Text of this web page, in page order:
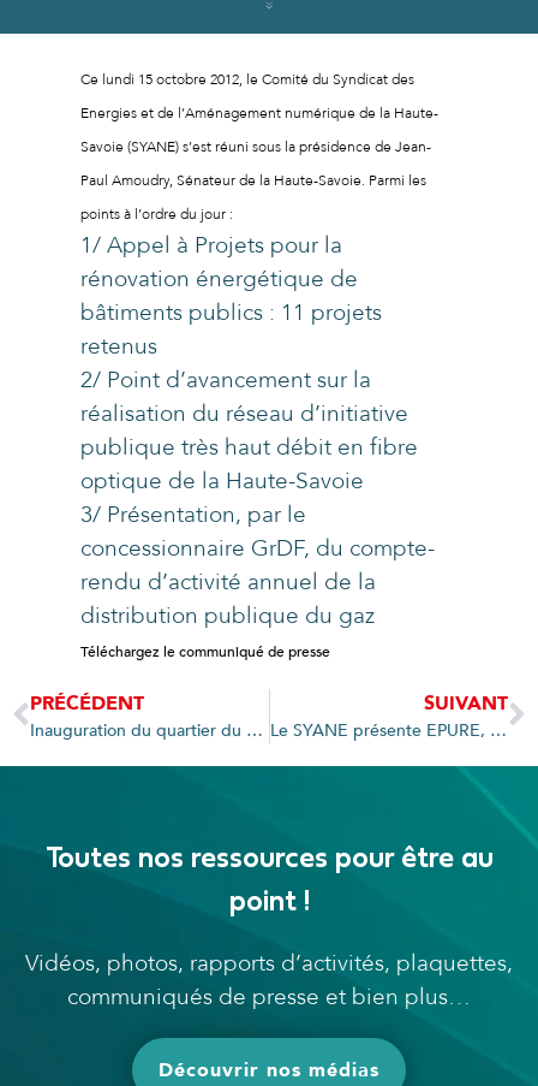
Ce lundi 15 octobre 2012, le Comité du Syndicat des
Energies et de l’Aménagement numérique de la Haute-
Savoie (SYANE) s’est réuni sous la présidence de Jean-
Paul Amoudry, Sénateur de la Haute-Savoie. Parmi les
points à l’ordre du jour :
1/ Appel à Projets pour la
rénovation énergétique de
bâtiments publics : 11 projets
retenus
2/ Point d’avancement sur la
réalisation du réseau d’initiative
publique très haut débit en fibre
optique de la Haute-Savoie
3/ Présentation, par le
concessionnaire GrDF, du compte-
rendu d’activité annuel de la
distribution publique du gaz
Téléchargez le communiqué de presse
PRÉCÉDENT
Inauguration du quartier du Maisse à Douvaine
SUIVANT
Le SYANE présente EPURE, son programme pour un éclairage public responsable, à Lugrin
Toutes nos ressources pour être au
point !
Vidéos, photos, rapports d’activités, plaquettes,
communiqués de presse et bien plus…
Découvrir nos médias